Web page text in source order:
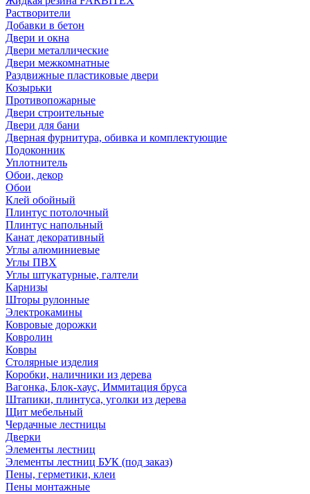
Растворители
Добавки в бетон
Двери и окна
Двери металлические
Двери межкомнатные
Раздвижные пластиковые двери
Козырьки
Противопожарные
Двери строительные
Двери для бани
Дверная фурнитура, обивка и комплектующие
Подоконник
Уплотнитель
Обои, декор
Обои
Клей обойный
Плинтус потолочный
Плинтус напольный
Канат декоративный
Углы алюминиевые
Углы ПВХ
Углы штукатурные, галтели
Карнизы
Шторы рулонные
Электрокамины
Ковровые дорожки
Ковролин
Ковры
Столярные изделия
Коробки, наличники из дерева
Вагонка, Блок-хаус, Иммитация бруса
Штапики, плинтуса, уголки из дерева
Щит мебельный
Чердачные лестницы
Дверки
Элементы лестниц
Элементы лестниц БУК (под заказ)
Пены, герметики, клеи
Пены монтажные